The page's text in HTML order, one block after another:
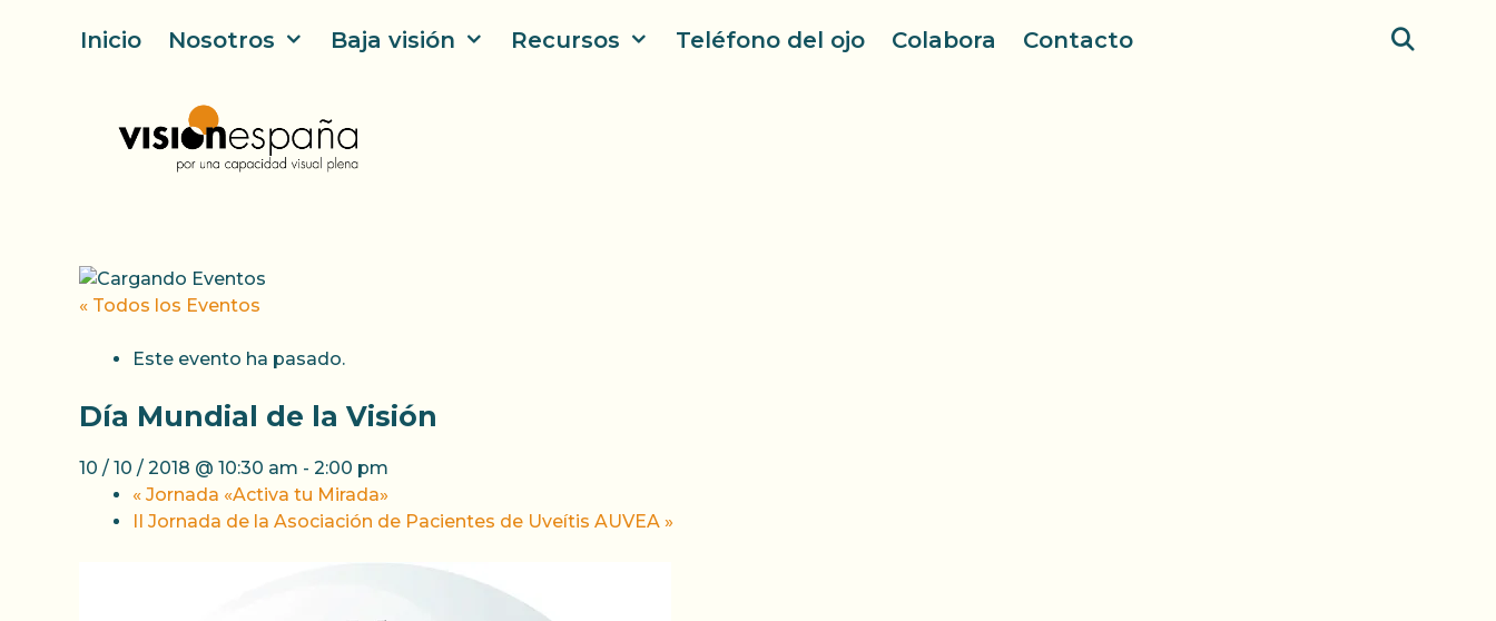
Inicio Nosotros Baja visión Recursos Teléfono del ojo Colabora Contacto
« Todos los Eventos
Este evento ha pasado.
Día Mundial de la Visión
10 / 10 / 2018 @ 10:30 am - 2:00 pm
«Jornada «Activa tu Mirada»
II Jornada de la Asociación de Pacientes de Uveítis AUVEA »